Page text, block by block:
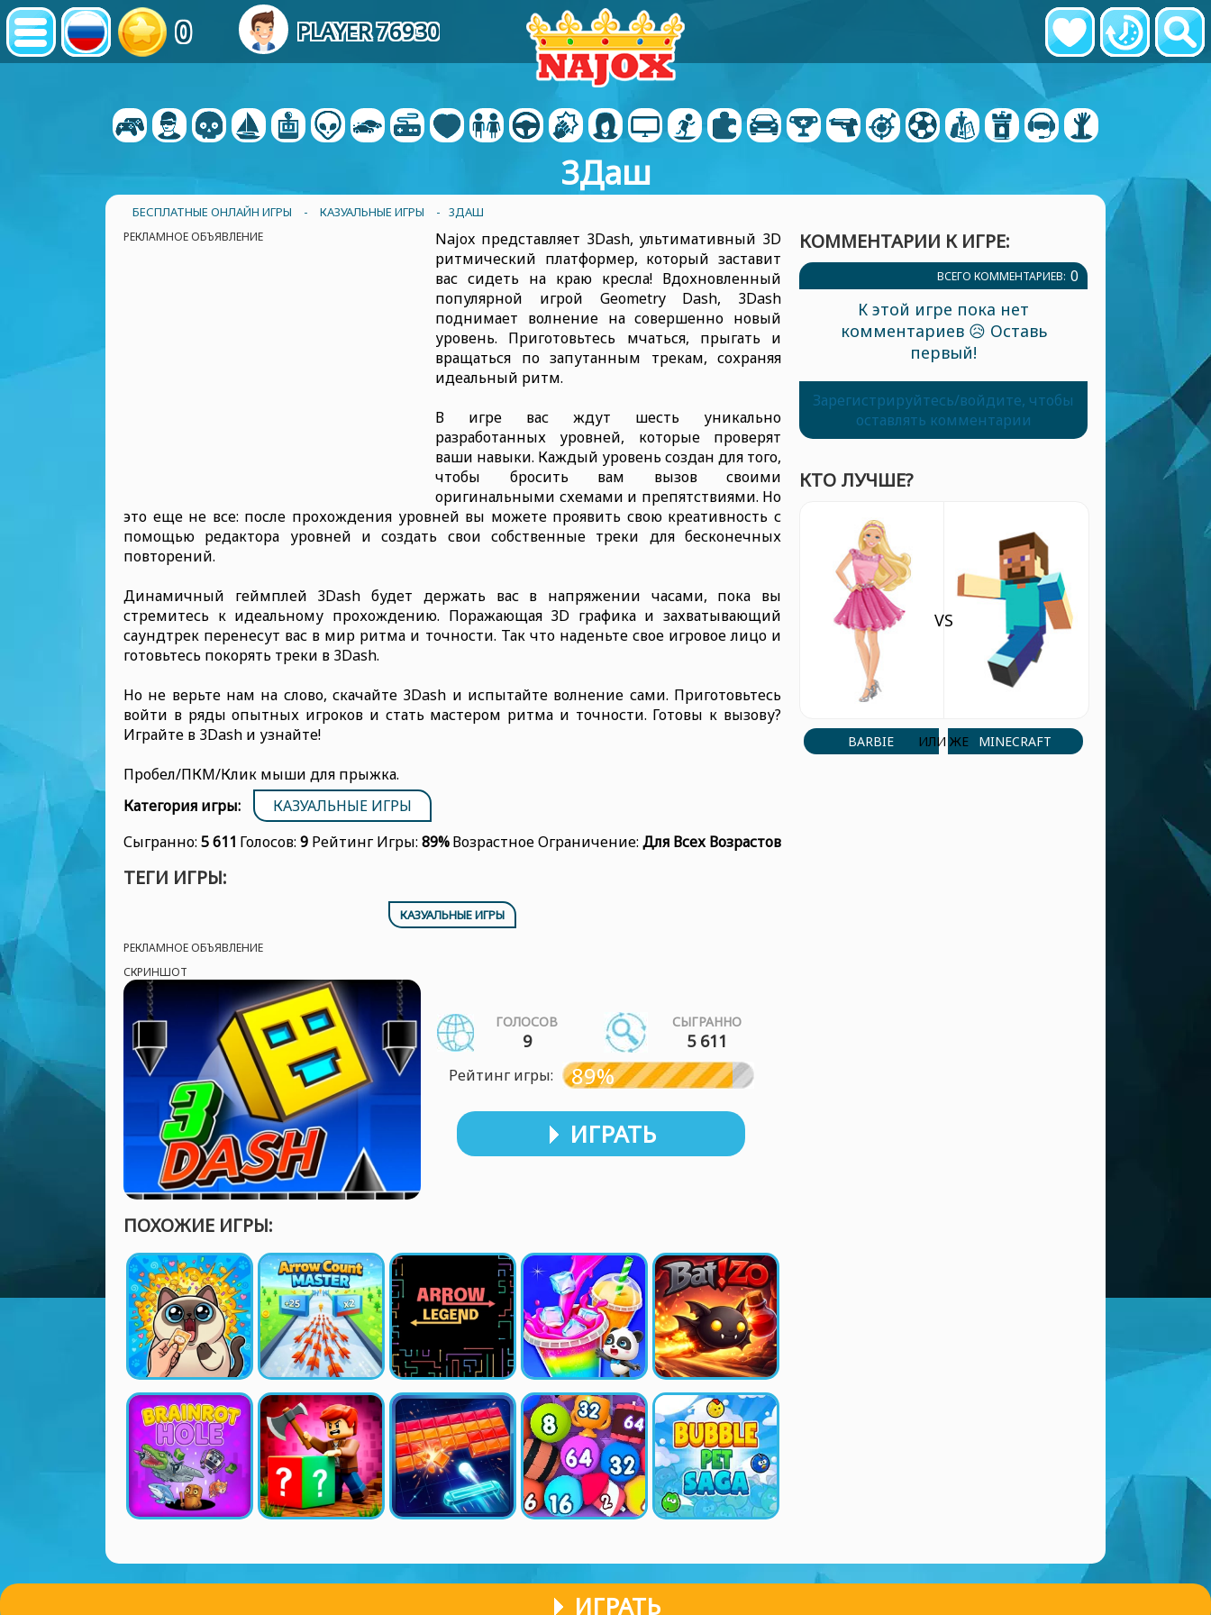
0 PLAYER 76930
3Даш
БЕСПЛАТНЫЕ ОНЛАЙН ИГРЫ - КАЗУАЛЬНЫЕ ИГРЫ - 3ДАШ
РЕКЛАМНОЕ ОБЪЯВЛЕНИЕ
Najox представляет 3Dash, ультимативный 3D
ритмический платформер, который заставит
вас сидеть на краю кресла! Вдохновленный
популярной игрой Geometry Dash, 3Dash
поднимает волнение на совершенно новый
уровень. Приготовьтесь мчаться, прыгать и
вращаться по запутанным трекам, сохраняя
идеальный ритм.
В игре вас ждут шесть уникально
разработанных уровней, которые проверят
ваши навыки. Каждый уровень создан для того,
чтобы бросить вам вызов своими
оригинальными схемами и препятствиями. Но
это еще не все: после прохождения уровней вы можете проявить свою креативность с
помощью редактора уровней и создать свои собственные треки для бесконечных
повторений.
Динамичный геймплей 3Dash будет держать вас в напряжении часами, пока вы
стремитесь к идеальному прохождению. Поражающая 3D графика и захватывающий
саундтрек перенесут вас в мир ритма и точности. Так что наденьте свое игровое лицо и
готовьтесь покорять треки в 3Dash.
Но не верьте нам на слово, скачайте 3Dash и испытайте волнение сами. Приготовьтесь
войти в ряды опытных игроков и стать мастером ритма и точности. Готовы к вызову?
Играйте в 3Dash и узнайте!
Пробел/ПКМ/Клик мыши для прыжка.
Категория игры:
КАЗУАЛЬНЫЕ ИГРЫ
Сыгранно: 5 611 Голосов:9 Рейтинг Игры: 89%Возрастное Ограничение: Для Всех Возрастов
ТЕГИ ИГРЫ:
КАЗУАЛЬНЫЕ ИГРЫ
РЕКЛАМНОЕ ОБЪЯВЛЕНИЕ
СКРИНШОТ
ГОЛОСОВ
9
СЫГРАННО
5 611
Рейтинг игры: 89%
ИГРАТЬ
ПОХОЖИЕ ИГРЫ:
КОММЕНТАРИИ К ИГРЕ:
ВСЕГО КОММЕНТАРИЕВ: 0
К этой игре пока нет
комментариев 😥 Оставь
первый!
Зарегистрируйтесь/войдите, чтобы
оставлять комментарии
КТО ЛУЧШЕ?
BARBIE
VS
ИЛИ ЖЕ MINECRAFT
ИГРАТЬ